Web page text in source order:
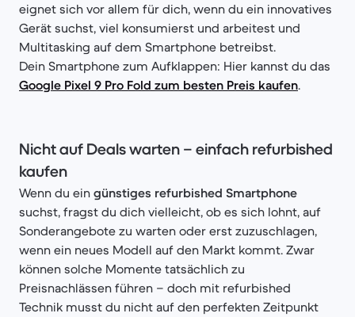
eignet sich vor allem für dich, wenn du ein innovatives
Gerät suchst, viel konsumierst und arbeitest und
Multitasking auf dem Smartphone betreibst.
Dein Smartphone zum Aufklappen: Hier kannst du das
Google Pixel 9 Pro Fold zum besten Preis kaufen.
Nicht auf Deals warten – einfach refurbished
kaufen
Wenn du ein günstiges refurbished Smartphone
suchst, fragst du dich vielleicht, ob es sich lohnt, auf
Sonderangebote zu warten oder erst zuzuschlagen,
wenn ein neues Modell auf den Markt kommt. Zwar
können solche Momente tatsächlich zu
Preisnachlässen führen – doch mit refurbished
Technik musst du nicht auf den perfekten Zeitpunkt